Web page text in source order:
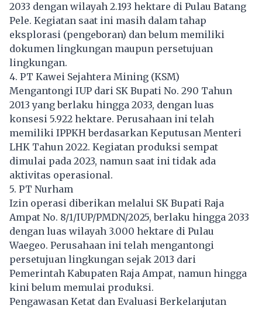
2033 dengan wilayah 2.193 hektare di Pulau Batang
Pele. Kegiatan saat ini masih dalam tahap
eksplorasi (pengeboran) dan belum memiliki
dokumen lingkungan maupun persetujuan
lingkungan.
4. PT Kawei Sejahtera Mining (KSM)
Mengantongi IUP dari SK Bupati No. 290 Tahun
2013 yang berlaku hingga 2033, dengan luas
konsesi 5.922 hektare. Perusahaan ini telah
memiliki IPPKH berdasarkan Keputusan Menteri
LHK Tahun 2022. Kegiatan produksi sempat
dimulai pada 2023, namun saat ini tidak ada
aktivitas operasional.
5. PT Nurham
Izin operasi diberikan melalui SK Bupati Raja
Ampat No. 8/1/IUP/PMDN/2025, berlaku hingga 2033
dengan luas wilayah 3.000 hektare di Pulau
Waegeo. Perusahaan ini telah mengantongi
persetujuan lingkungan sejak 2013 dari
Pemerintah Kabupaten Raja Ampat, namun hingga
kini belum memulai produksi.
Pengawasan Ketat dan Evaluasi Berkelanjutan